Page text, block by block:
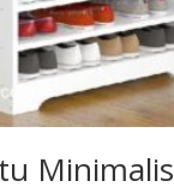
Minimalis